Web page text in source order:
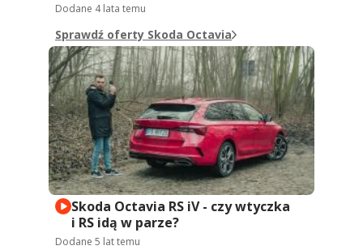
Dodane 4 lata temu
Sprawdź oferty Skoda Octavia
Skoda Octavia RS iV - czy wtyczka
i RS idą w parze?
Dodane 5 lat temu